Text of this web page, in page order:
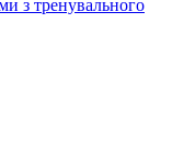
з тренувального